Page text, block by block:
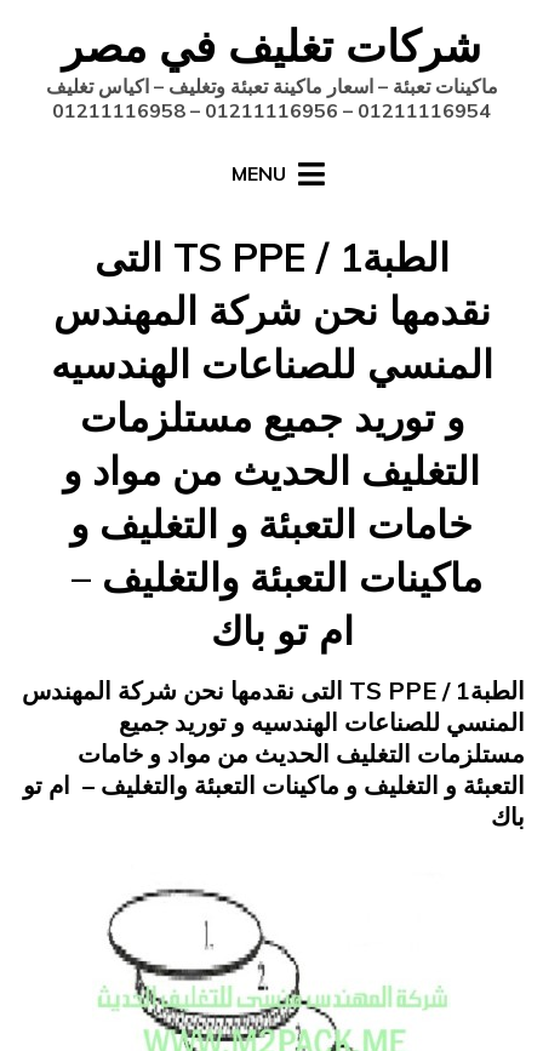
content
شركات تغليف في مصر
ماكينات تعبئة – اسعار ماكينة تعبئة وتغليف – اكياس تغليف
01211116954 – 01211116956 – 01211116958
MENU
الطبةTS PPE / 1 التى
نقدمها نحن شركة المهندس
المنسي للصناعات الهندسيه
و توريد جميع مستلزمات
التغليف الحديث من مواد و
خامات التعبئة و التغليف و
ماكينات التعبئة والتغليف –
ام تو باك
on
الطبةTS PPE / 1 التى نقدمها نحن شركة المهندس
المنسي للصناعات الهندسيه و توريد جميع
مستلزمات التغليف الحديث من مواد و خامات
التعبئة و التغليف و ماكينات التعبئة والتغليف – ام تو
باك